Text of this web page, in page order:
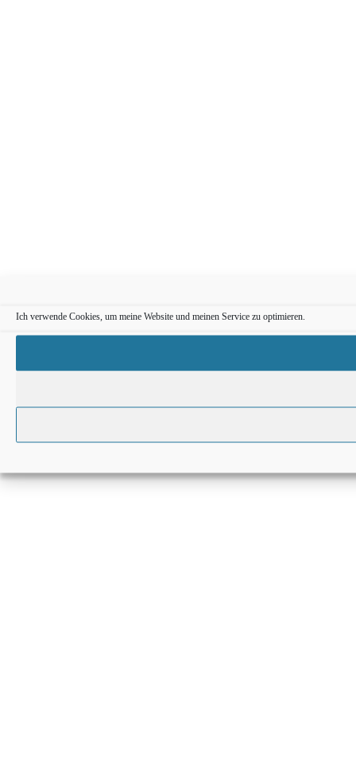
Ich verwende Cookies, um meine Website und meinen Service zu optimieren.